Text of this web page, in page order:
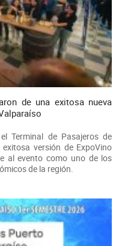
de una exitosa nueva
Terminal de Pasajeros de
versión de ExpoVino
al evento como uno de los
de la región.